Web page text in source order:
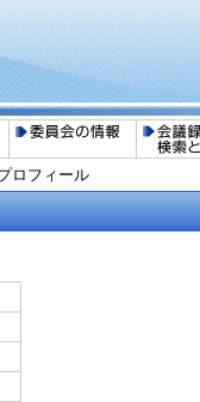
ロフィール